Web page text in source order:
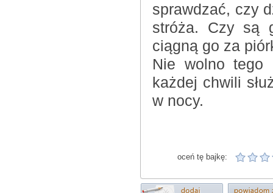
sprawdzać, czy
stróża. Czy są
ciągną go za
Nie wolno tego
każdej chwili
w nocy.
oceń tę bajkę: